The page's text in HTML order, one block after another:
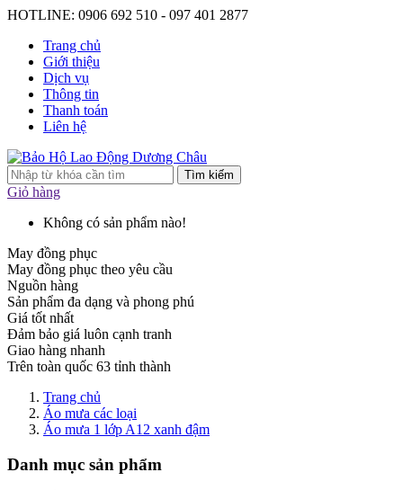
HOTLINE: 0906 692 510 - 097 401 2877
Trang chủ
Giới thiệu
Dịch vụ
Thông tin
Thanh toán
Liên hệ
Tìm kiếm
Giỏ hàng
Không có sản phẩm nào!
May đồng phục
May đồng phục theo yêu cầu
Nguồn hàng
Sản phẩm đa dạng và phong phú
Giá tốt nhất
Đảm bảo giá luôn cạnh tranh
Giao hàng nhanh
Trên toàn quốc 63 tỉnh thành
Trang chủ
Áo mưa các loại
Áo mưa 1 lớp A12 xanh đậm
Danh mục sản phẩm